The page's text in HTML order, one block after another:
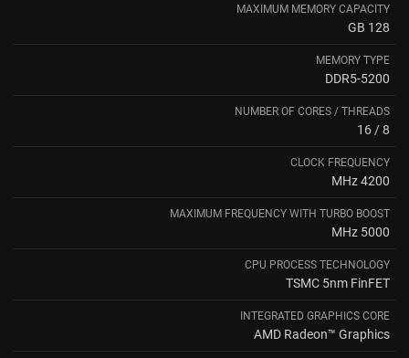
MAXIMUM MEMORY CAPACITY
128 GB
MEMORY TYPE
DDR5-5200
NUMBER OF CORES / THREADS
8 / 16
CLOCK FREQUENCY
4200 MHz
MAXIMUM FREQUENCY WITH TURBO BOOST
5000 MHz
CPU PROCESS TECHNOLOGY
TSMC 5nm FinFET
INTEGRATED GRAPHICS CORE
AMD Radeon™ Graphics